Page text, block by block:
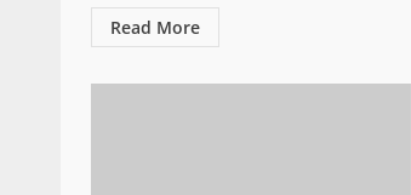
Read More